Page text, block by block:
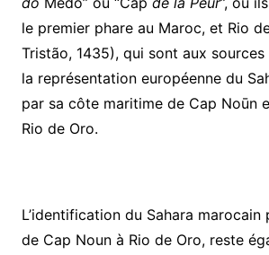
le premier phare au Maroc, et Rio
Tristão, 1435), qui sont aux sources
la représentation européenne du
par sa côte maritime de Cap Noūn
Rio de Oro.
L’identification du Sahara
de Cap Noun à Rio de Oro, reste